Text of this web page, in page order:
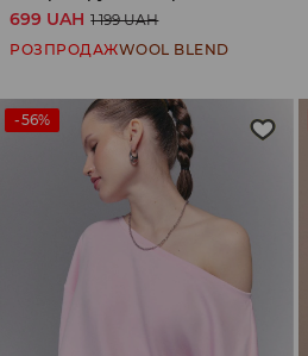
699 UAH 1 199 UAH
РОЗПРОДАЖWOOL BLEND
-56%